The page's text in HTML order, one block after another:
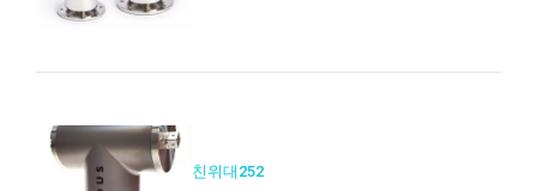
친위대252